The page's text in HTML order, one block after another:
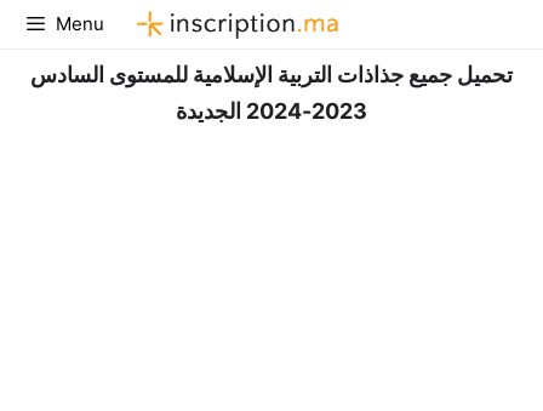
Aller
au
contenu
Menu
تحميل جميع جذاذات التربية الإسلامية للمستوى السادس
2023-2024 الجديدة